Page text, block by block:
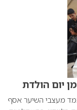
יום הולדת
מעצבי השיער אסף